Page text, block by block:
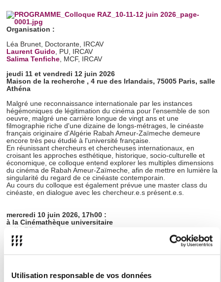
Utilisation responsable de vos données
Organisation :
Léa Brunet, Doctorante, IRCAV
Laurent Guido, PU, IRCAV
Salima Tenfiche, MCF, IRCAV
jeudi 11 et vendredi 12 juin 2026
Maison de la recherche , 4 rue des Irlandais, 75005 Paris, salle
Athéna
Malgré une reconnaissance internationale par les instances
hégémoniques de légitimation du cinéma pour l'ensemble de son
oeuvre, malgré une carrière longue de vingt ans et une
filmographie riche d'une dizaine de longs-métrages, le cinéaste
français originaire d'Algérie Rabah Ameur-Zaïmeche demeure
encore très peu étudié à l'université française.
En réunissant chercheurs et chercheuses internationaux, en
croisant les approches esthétique, historique, socio-culturelle et
économique, ce colloque entend explorer les multiples dimensions
du cinéma de Rabah Ameur-Zaïmeche, afin de mettre en lumière la
singularité du regard de ce cinéaste contemporain.
Au cours du colloque est également prévue une master class du
cinéaste, en dialogue avec les chercheur.e.s présent.e.s.
mercredi 10 juin 2026, 17h00 :
à la Cinémathèque universitaire
salle BR10, au -1
Université Sorbonne Nouvelle
5, avenue de Saint Mandé, 75012 Paris
en présence du réalisateur et animée par les étudiant.e.s du